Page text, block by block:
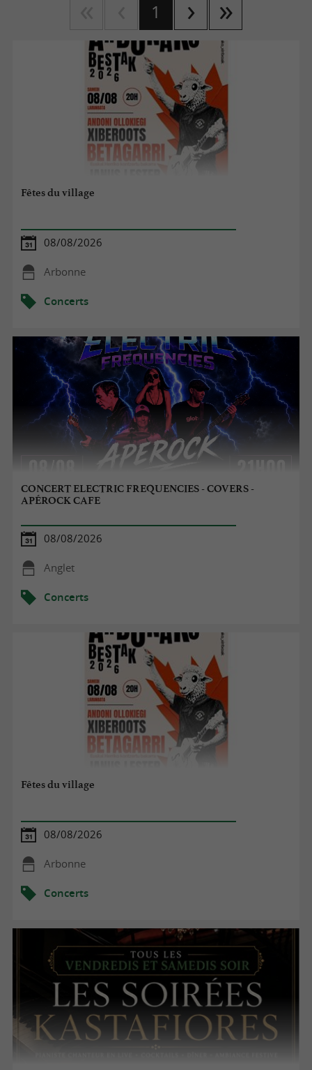
1
Fêtes du village
08/08/2026
Arbonne
Concerts
CONCERT ELECTRIC FREQUENCIES - COVERS -
APÉROCK CAFE
08/08/2026
Anglet
Concerts
Fêtes du village
08/08/2026
Arbonne
Concerts